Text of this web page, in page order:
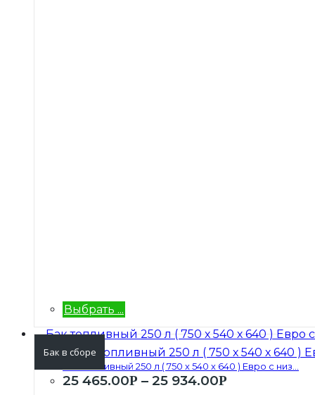
Выбрать ...
Бак в сборе
Бак топливный 250 л ( 750 х 540 х 640 ) Евро с низ...
25 465.00Р – 25 934.00Р